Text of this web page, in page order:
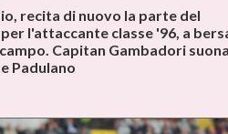
recita di nuovo la parte del
l'attaccante classe '96, a
Capitan Gambadori
Padulano